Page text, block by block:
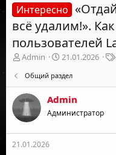
Интересно
всё удалим!».
пользователей
А
о
р
т
е
м
ы
Admin
Д
т
а
н
а
а
21.01.2026
Общий раздел
Admin
Администратор
21.01.2026